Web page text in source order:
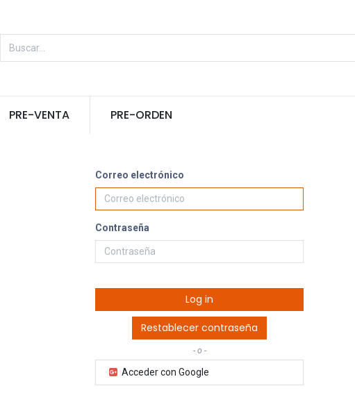
PRE-VENTA PRE-ORDEN
Correo electrónico
Contraseña
Log in
Restablecer contraseña
- o -
Acceder con Google